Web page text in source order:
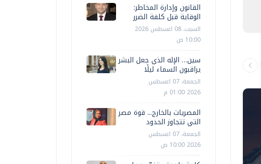
القانون وإدارة المخاطر:
الوقاية قبل كلفة الضرر
السبت، 08 اغسطس 2026
10:00 ص
سين… الإله الذي جعل البشر
يراقبون السماء ليلًا
الجمعة، 07 اغسطس
2026 01:00 م
المصريات بالخارج... قوة مصر
التي تتجاوز الحدود
الجمعة، 07 اغسطس
2026 10:00 ص